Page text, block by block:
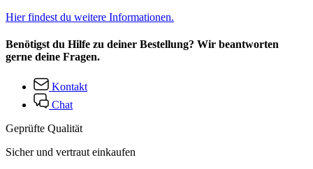
Hier findest du weitere Informationen.
Benötigst du Hilfe zu deiner Bestellung? Wir beantworten
gerne deine Fragen.
Kontakt
Chat
Geprüfte Qualität
Sicher und vertraut einkaufen